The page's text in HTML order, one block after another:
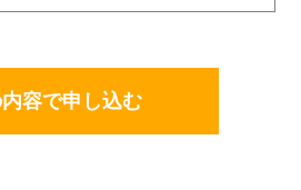
務付け、これを実施させるなど、適
確保・向上
報の漏洩・紛失・改ざんなどを防止